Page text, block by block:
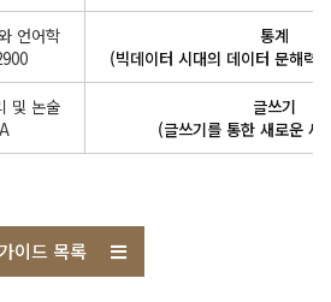
언어학
통계
(빅데이터 시대의 데이터 문해력
및 논술
글쓰기
(글쓰기를 통한 새로운 세
가이드 목록